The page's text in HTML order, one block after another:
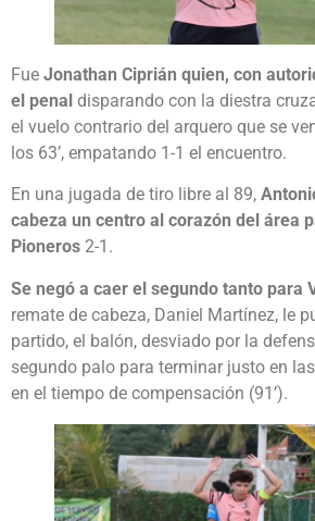
Fue Jonathan Ciprián quien, con
el penal disparando con la diestra
el vuelo contrario del arquero que se
los 63’, empatando 1-1 el encuentro.
En una jugada de tiro libre al 89,
cabeza un centro al corazón del área
Pioneros 2-1.
Se negó a caer el segundo tanto para
remate de cabeza, Daniel Martínez, le
partido, el balón, desviado por la
segundo palo para terminar justo en
en el tiempo de compensación (91’).